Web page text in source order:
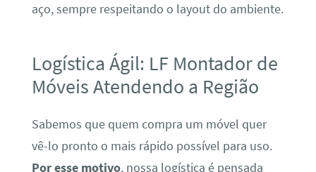
aço, sempre respeitando o layout do ambiente.
Logística Ágil: LF Montador de
Móveis Atendendo a Região
Sabemos que quem compra um móvel quer
vê-lo pronto o mais rápido possível para uso.
Por esse motivo, nossa logística é pensada